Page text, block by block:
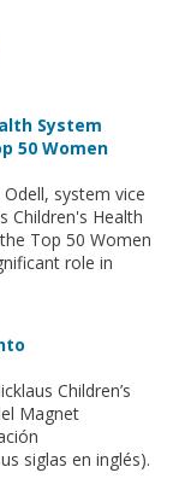
System
50 Women
system vice
Children's Health
Top 50 Women
role in
Children’s
Magnet
siglas en inglés).